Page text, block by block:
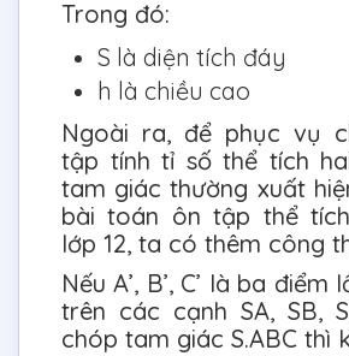
Trong đó:
S là diện tích đáy
h là chiều cao
Ngoài ra, để phục vụ
tập tính tỉ số thể tích
tam giác thường xuất
bài toán ôn tập thể
lớp 12, ta có thêm công
Nếu A’, B’, C’ là ba
trên các cạnh SA, SB,
chóp tam giác S.ABC thì